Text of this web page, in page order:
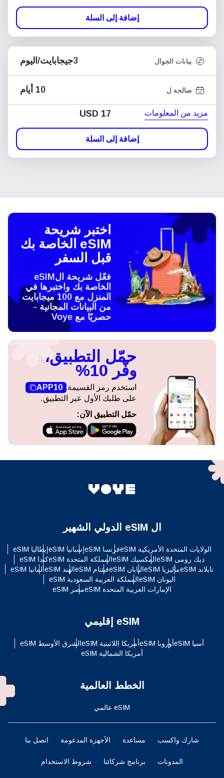
إضافة إلى السلة
بيانات الجوال 3جيجابايت/اليوم
صالحة ل 10 أيام
مزيد من المعلومات USD 17
إضافة إلى السلة
اختبر شريحة
eSIM الخاصة بك
قبل السفر
فعّل شريحة الeSIM
الخاصة بك واختبرها في
المنزل مع 100 ميجابايت
من البيانات المجانية -
حصريًا مع Voye
حمّل التطبيق،
وفّر 10%
استخدم رمز القسيمة
APP10
على طلبك الأول عبر التطبيق.
حمّل التطبيق الآن:
ال eSIM الدولي الشهير
الولايات المتحدة الأمريكية eSIM فرنسا eSIM إسبانيا eSIM
إيطاليا eSIM
ديك رومى eSIM
المكسيك eSIM المملكة المتحدة eSIM
كندا eSIM
تايلاند eSIM
ماليزيا eSIM اليابان eSIM فيتنام eSIM الهند eSIM
ألمانيا eSIM
اليونان eSIM
المملكة العربية السعودية eSIM
الإمارات العربية المتحدة eSIM
مصر eSIM
eSIM إقليمي
آسيا eSIM أوروبا eSIM أمريكا اللاتينية eSIM
الشرق الأوسط eSIM
أمريكا الشمالية eSIM
الخطط العالمية
eSIM عالمي
شارك واكسب مساعدة الأجهزة المدعومة اتصل بنا
المدونات برنامج شركائنا شروط الاستخدام